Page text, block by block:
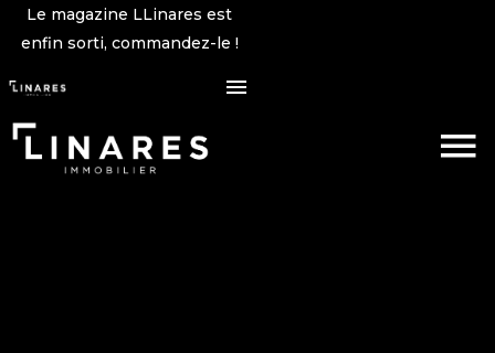
Le magazine LLinares est
enfin sorti, commandez-le !